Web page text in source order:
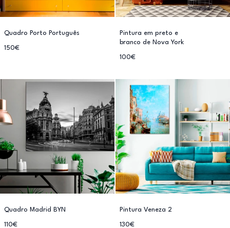
Quadro Porto Português
150€
Pintura em preto e
branco de Nova York
100€
Quadro Madrid BYN
110€
Pintura Veneza 2
130€